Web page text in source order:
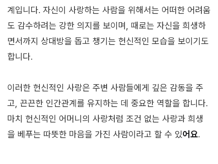
계입니다. 자신이 사랑하는 사람을 위해서는 어떠한 어려움
도 감수하려는 강한 의지를 보이며, 때로는 자신을 희생하
면서까지 상대방을 돕고 챙기는 헌신적인 모습을 보이기도
합니다.
이러한 헌신적인 사랑은 주변 사람들에게 깊은 감동을 주
고, 끈끈한 인간관계를 유지하는 데 중요한 역할을 합니다.
마치 헌신적인 어머니의 사랑처럼 조건 없는 사랑과 희생
을 베푸는 따뜻한 마음을 가진 사람이라고 할 수 있어요.